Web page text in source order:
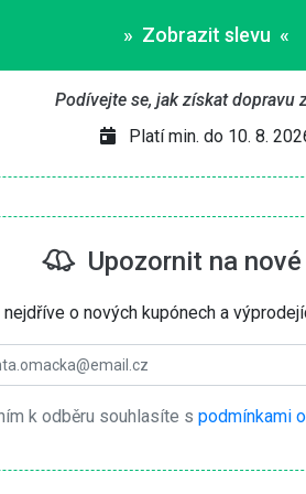
» Zobrazit slevu «
Podívejte se, jak získat dopravu
Platí min. do 10. 8.
Upozornit na
o nových kupónech a
k odběru souhlasíte s podmínkami